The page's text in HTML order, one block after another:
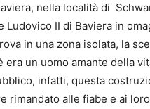
nella località di
II di Baviera in
in una zona isolata, la
un uomo amante della
infatti, questa
rimandato alle fiabe e ai